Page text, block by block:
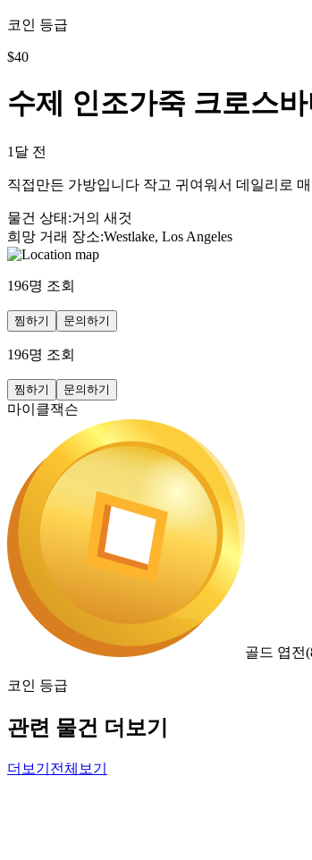
코인 등급
$40
수제 인조가죽 크로스
1달 전
직접만든 가방입니다 작고 귀여워서 데일리로
물건 상태 :거의 새것
희망 거래 장소:Westlake, Los Angeles
196명 조회
찜하기 문의하기
196명 조회
찜하기 문의하기
마이클잭슨
골드 엽전(
코인 등급
관련 물건 더보기
더보기 전체보기